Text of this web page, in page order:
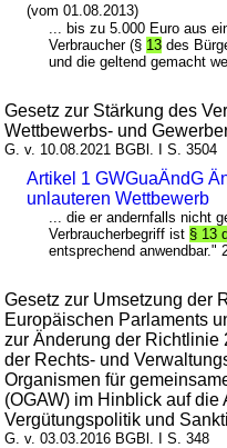
(vom 01.08.2013)
... bis zu 5.000 Euro aus
Verbraucher (§ 13 des
und die geltend gemacht
Gesetz zur Stärkung des
Wettbewerbs- und
G. v. 10.08.2021 BGBl. I S. 3504
Artikel 1 GWGuaÄndG
unlauteren Wettbewerb
... die er andernfalls nicht
Verbraucherbegriff ist § 13
entsprechend anwendbar."
Gesetz zur Umsetzung der
Europäischen Parlaments
zur Änderung der Richtlinie
der Rechts- und
Organismen für
(OGAW) im Hinblick auf
Vergütungspolitik und
G. v. 03.03.2016 BGBl. I S. 348